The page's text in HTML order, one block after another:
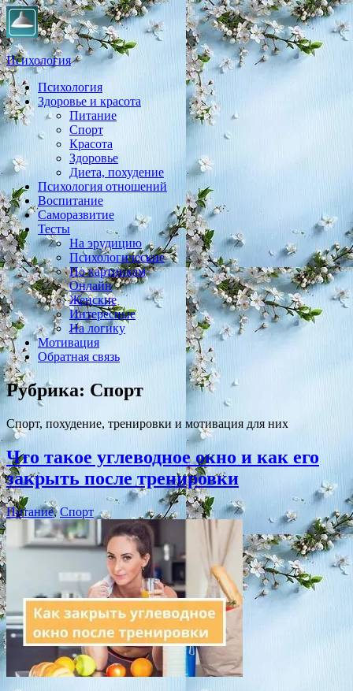
Психология
Практическая психология, личностный рост, экология,
здоровье, воспитание,
Психология
Здоровье и красота
Питание
Спорт
Красота
Здоровье
Диета, похудение
Психология отношений
Воспитание
Саморазвитие
Тесты
На эрудицию
Психологические
По картинкам
Онлайн
Женские
Интересные
На логику
Мотивация
Обратная связь
Рубрика: Спорт
Спорт, похудение, тренировки и мотивация для них
Что такое углеводное окно и как его
закрыть после тренировки
Питание,Спорт